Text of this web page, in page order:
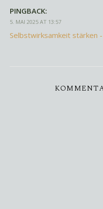
PINGBACK:
5. MAI 2025 AT 13:57
Selbstwirksamkeit stärken